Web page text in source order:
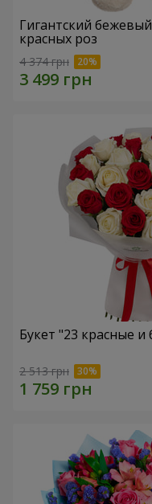
Гигантский
красных роз
4 374 грн
Букет "23 красные
2 513 грн